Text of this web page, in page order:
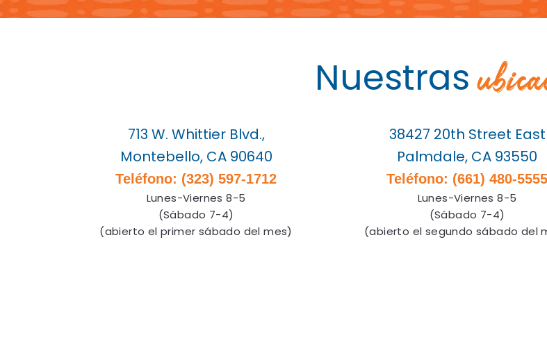
Nuestras
713 W. Whittier Blvd.,
Montebello, CA 90640
Teléfono: (323) 597-1712
Lunes-Viernes 8-5
(Sábado 7-4)
(abierto el primer sábado del mes)
38427 20th Street East
Palmdale, CA 93550
Teléfono: (661) 480-5555
Lunes-Viernes 8-5
(Sábado 7-4)
(abierto el segundo sábado del